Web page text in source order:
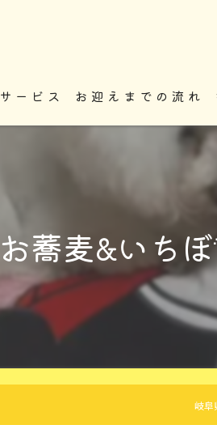
サービス お迎えまでの流れ
お蕎麦&いち
岐阜